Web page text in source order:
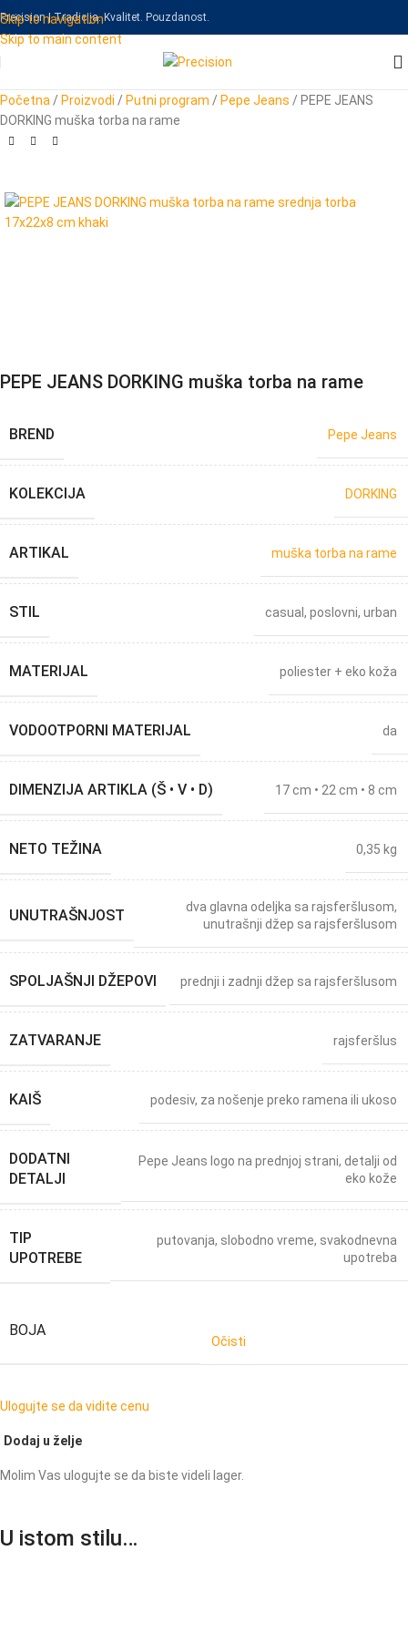
Skip to navigation
Skip to main content
Precision | Tradicija. Kvalitet. Pouzdanost.
Početna / Proizvodi / Putni program / Pepe Jeans / PEPE JEANS
DORKING muška torba na rame
PEPE JEANS DORKING muška torba na rame
BREND Pepe Jeans
KOLEKCIJA DORKING
ARTIKAL muška torba na rame
STIL casual , poslovni, urban
MATERIJAL poliester + eko koža
VODOOTPORNI MATERIJAL da
DIMENZIJA ARTIKLA (Š • V • D) 17 cm • 22 cm • 8 cm
NETO TEŽINA 0,35 kg
UNUTRAŠNJOST
dva glavna odeljka sa rajsferšlusom,
unutrašnji džep sa rajsferšlusom
SPOLJAŠNJI DŽEPOVI prednji i zadnji džep sa rajsferšlusom
ZATVARANJE rajsferšlus
KAIŠ podesiv, za nošenje preko ramena ili ukoso
DODATNI
DETALJI
Pepe Jeans logo na prednjoj strani, detalji od
eko kože
TIP
UPOTREBE
putovanja, slobodno vreme, svakodnevna
upotreba
BOJA
Očisti
Ulogujte se da vidite cenu
Dodaj u želje
Molim Vas ulogujte se da biste videli lager.
U istom stilu…